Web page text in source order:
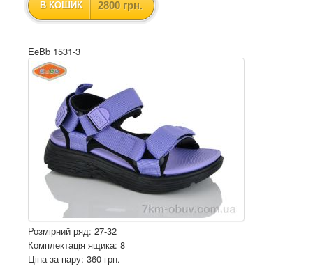
В КОШИК 2800 грн.
EeBb 1531-3
Розмірний ряд: 27-32
Комплектація ящика: 8
Ціна за пару: 360 грн.